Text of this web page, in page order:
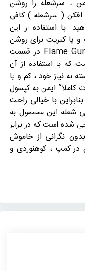
، سرشعله را روشن
افکن ( سرشعله ) کافی
با استفاده از این
و یا کبریت برای روشن
کرده شعله نخواهید داشت. سرشعله Flame Gun در قسمت
که با استفاده از آن
به نیاز خود ، کم و یا
کاملا” ایمن به کپسول
بنابراین با خیالی راحت
شعله این محصول به
شده است که در برابر
نگرانی از خاموش
در کمپ ، کوهنوردی و